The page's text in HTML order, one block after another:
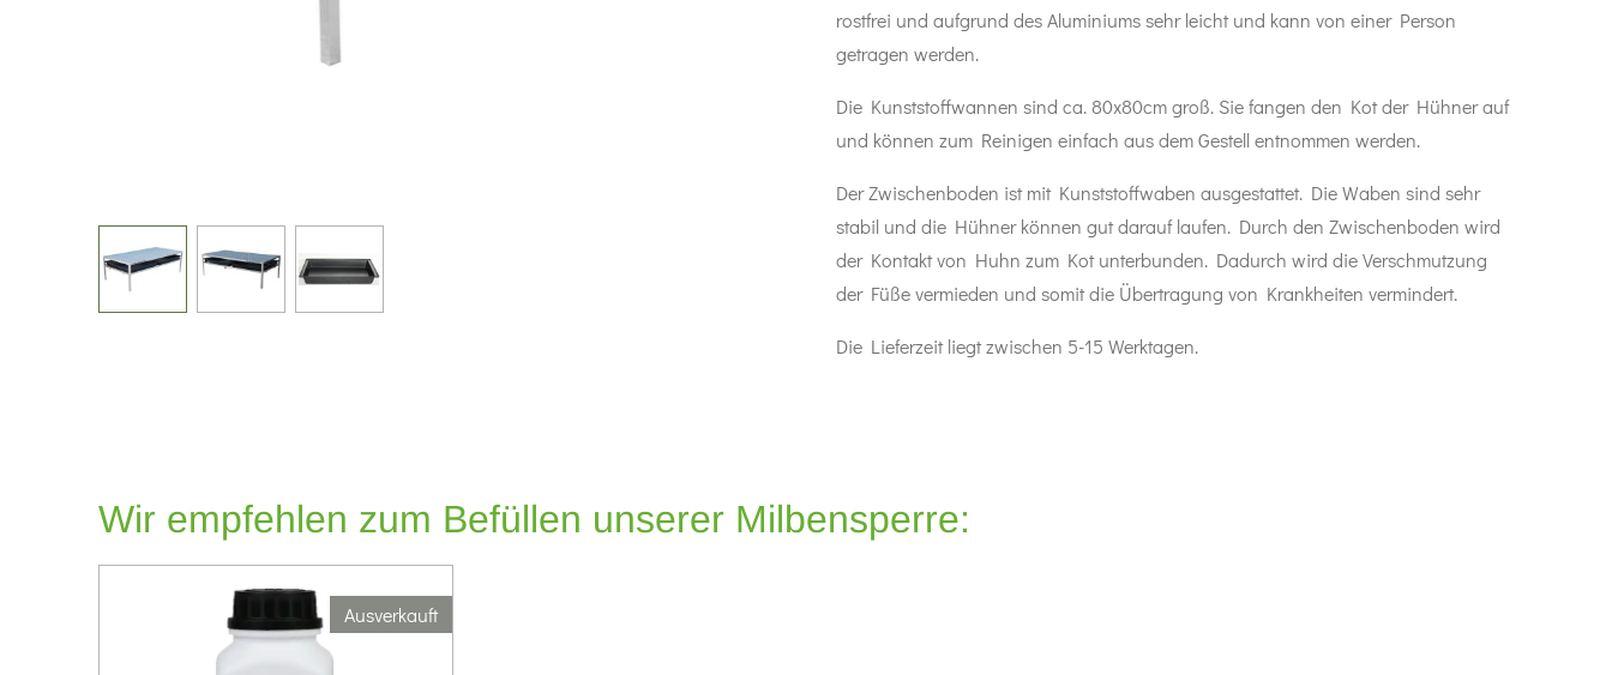
rostfrei und aufgrund des Aluminiums sehr leicht und kann von einer Person
getragen werden.
Die Kunststoffwannen sind ca. 80x80cm groß. Sie fangen den Kot der Hühner auf
und können zum Reinigen einfach aus dem Gestell entnommen werden.
Der Zwischenboden ist mit Kunststoffwaben ausgestattet. Die Waben sind sehr
stabil und die Hühner können gut darauf laufen. Durch den Zwischenboden wird
der Kontakt von Huhn zum Kot unterbunden. Dadurch wird die Verschmutzung
der Füße vermieden und somit die Übertragung von Krankheiten vermindert.
Die Lieferzeit liegt zwischen 5-15 Werktagen.
Wir empfehlen zum Befüllen unserer Milbensperre:
Ausverkauft